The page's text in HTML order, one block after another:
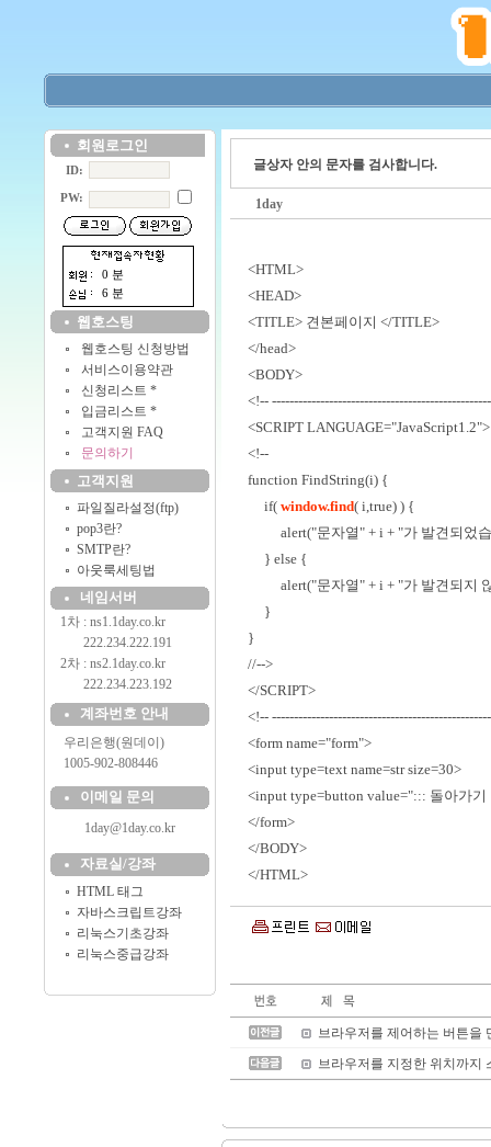
회원로그인
ID:
PW:
0 분
6 분
웹호스팅
웹호스팅 신청방법
서비스이용약관
신청리스트 *
입금리스트 *
고객지원 FAQ
문의하기
고객지원
파일질라설정(ftp)
pop3란?
SMTP란?
아웃룩세팅법
네임서버
1차 : ns1.1day.co.kr
222.234.222.191
2차 : ns2.1day.co.kr
222.234.223.192
계좌번호 안내
우리은행(원데이)
1005-902-808446
이메일 문의
1day@1day.co.kr
자료실/강좌
HTML 태그
자바스크립트강좌
리눅스기초강좌
리눅스중급강좌
글상자 안의 문자를 검사합니다.
1day
<HTML>
<HEAD>
<TITLE> 견본페이지 </TITLE>
</head>
<BODY>
<!--
<SCRIPT LANGUAGE="JavaScript1.2">
<!--
function FindString(i) {
if( window.find( i,true) ) {
alert("문자열" + i + "가 발견되었
} else {
alert("문자열" + i + "가 발견되지
}
}
//-->
</SCRIPT>
<!--
<form name="form">
<input type=text name=str size=30>
<input type=button value="::: 돌아가
</form>
</BODY>
</HTML>
브라우저를 제어하는 버튼을
브라우저를 지정한 위치까지